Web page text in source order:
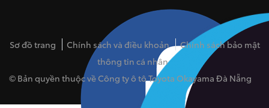
Sơ đồ trang Chính sách và điều khoản
Chính sách bảo mật
thông tin cá nhân
© Bản quyền thuộc về Công ty ô tô Toyota Okayama Đà Nẵng